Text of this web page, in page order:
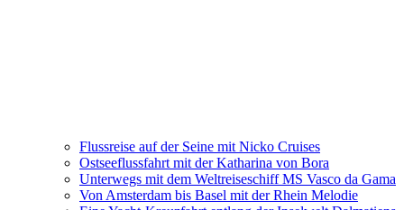
Flussreise auf der Seine mit Nicko Cruises
Ostseeflussfahrt mit der Katharina von Bora
Unterwegs mit dem Weltreiseschiff MS Vasco da Gama
Von Amsterdam bis Basel mit der Rhein Melodie